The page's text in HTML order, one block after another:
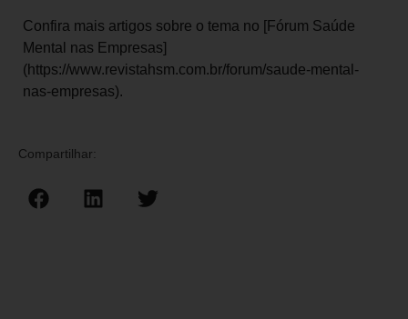
Confira mais artigos sobre o tema no [Fórum Saúde
Mental nas Empresas]
(https://www.revistahsm.com.br/forum/saude-mental-
nas-empresas).
Compartilhar: